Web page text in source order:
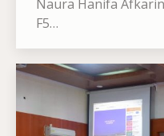
Naura Hanifa
F5…